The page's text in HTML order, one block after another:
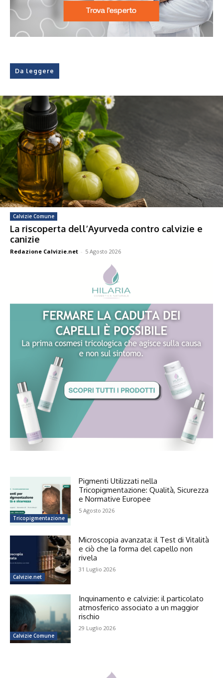
Da leggere
Calvizie Comune
La riscoperta dell’Ayurveda contro calvizie e
canizie
Redazione Calvizie.net - 5 Agosto 2026
Tricopigmentazione
Pigmenti Utilizzati nella
Tricopigmentazione: Qualità, Sicurezza
e Normative Europee
5 Agosto 2026
Calvizie.net
Microscopia avanzata: il Test di Vitalità
e ciò che la forma del capello non
rivela
31 Luglio 2026
Calvizie Comune
Inquinamento e calvizie: il particolato
atmosferico associato a un maggior
rischio
29 Luglio 2026